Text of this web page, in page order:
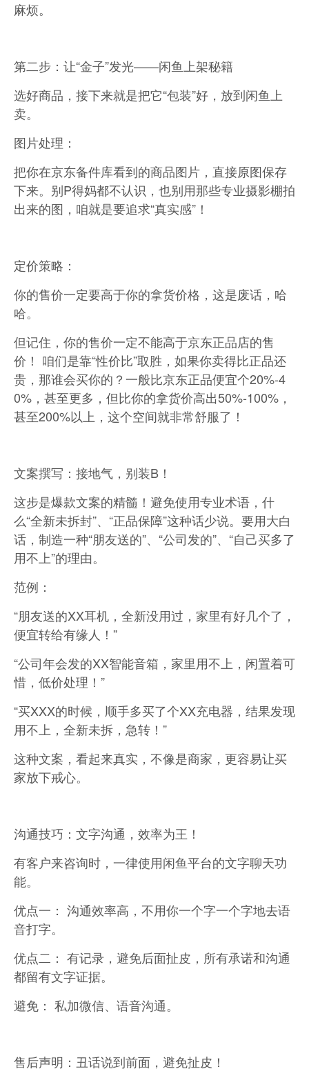
麻烦。
第二步：让“金子”发光——闲鱼上架秘籍
选好商品，接下来就是把它“包装”好，放到闲鱼上
卖。
图片处理：
把你在京东备件库看到的商品图片，直接原图保存
下来。别P得妈都不认识，也别用那些专业摄影棚拍
出来的图，咱就是要追求“真实感”！
定价策略：
你的售价一定要高于你的拿货价格，这是废话，哈
哈。
但记住，你的售价一定不能高于京东正品店的售
价！ 咱们是靠“性价比”取胜，如果你卖得比正品还
贵，那谁会买你的？一般比京东正品便宜个20%-4
0%，甚至更多，但比你的拿货价高出50%-100%，
甚至200%以上，这个空间就非常舒服了！
文案撰写：接地气，别装B！
这步是爆款文案的精髓！避免使用专业术语，什
么“全新未拆封”、“正品保障”这种话少说。要用大白
话，制造一种“朋友送的”、“公司发的”、“自己买多了
用不上”的理由。
范例：
“朋友送的XX耳机，全新没用过，家里有好几个了，
便宜转给有缘人！”
“公司年会发的XX智能音箱，家里用不上，闲置着可
惜，低价处理！”
“买XXX的时候，顺手多买了个XX充电器，结果发现
用不上，全新未拆，急转！”
这种文案，看起来真实，不像是商家，更容易让买
家放下戒心。
沟通技巧：文字沟通，效率为王！
有客户来咨询时，一律使用闲鱼平台的文字聊天功
能。
优点一： 沟通效率高，不用你一个字一个字地去语
音打字。
优点二： 有记录，避免后面扯皮，所有承诺和沟通
都留有文字证据。
避免： 私加微信、语音沟通。
售后声明：丑话说到前面，避免扯皮！